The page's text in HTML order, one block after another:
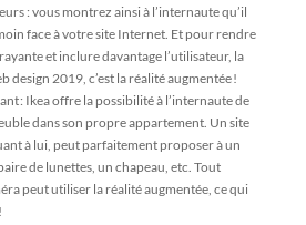
: vous montrez ainsi à l’internaute qu’il
face à votre site Internet. Et pour rendre
et inclure davantage l’utilisateur, la
design 2019, c’est la réalité augmentée !
: Ikea offre la possibilité à l’internaute de
dans son propre appartement. Un site
à lui, peut parfaitement proposer à un
de lunettes, un chapeau, etc. Tout
peut utiliser la réalité augmentée, ce qui